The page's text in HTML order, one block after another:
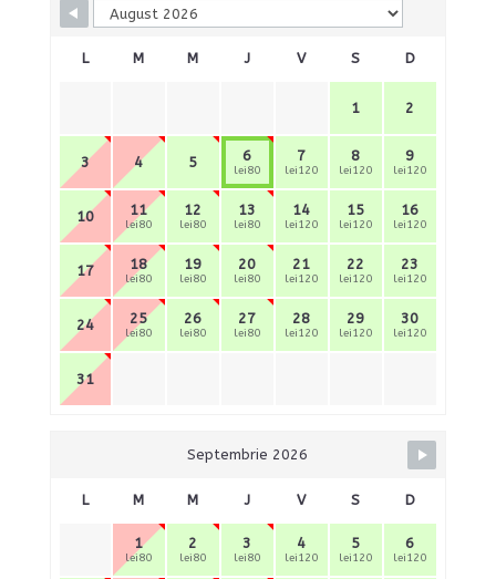
Skip Booking Form
L M M J V S D
1 2
3 4 5 6
lei80
7
lei120
8
lei120
9
lei120
10 11
lei80
12
lei80
13
lei80
14
lei120
15
lei120
16
lei120
17 18
lei80
19
lei80
20
lei80
21
lei120
22
lei120
23
lei120
24 25
lei80
26
lei80
27
lei80
28
lei120
29
lei120
30
lei120
31
Septembrie 2026
L M M J V S D
1
lei80
2
lei80
3
lei80
4
lei120
5
lei120
6
lei120